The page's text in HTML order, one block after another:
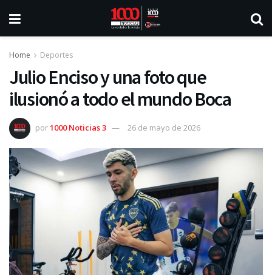
Home Deportes
Julio Enciso y una foto que
ilusionó a todo el mundo Boca
por1000 Noticias 3 26 de mayo de 2026